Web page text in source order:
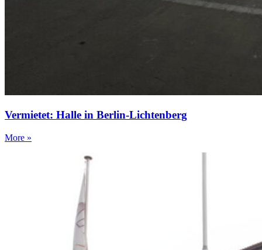
Vermietet: Halle in Berlin-Lichtenberg
More »